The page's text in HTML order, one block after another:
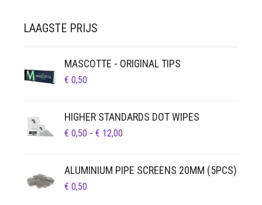
LAAGSTE PRIJS
MASCOTTE - ORIGINAL TIPS
€ 0,50
HIGHER STANDARDS DOT WIPES
€ 0,50 - € 12,00
€ 12,00
ALUMINIUM PIPE SCREENS 20MM (5PCS)
€ 0,50